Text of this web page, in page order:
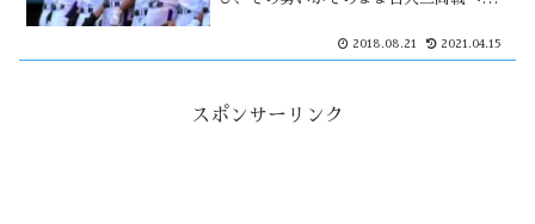
てると思わなかった。甲子園で優勝すれ
2018.08.21 2021.04.15
スポンサーリンク